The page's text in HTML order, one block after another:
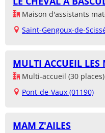
Maison d'assistants
Saint-Gengoux-de-
MULTI ACCUEIL
Multi-accueil (30 places)
Pont-de-Vaux (01190)
MAM Z'AILES